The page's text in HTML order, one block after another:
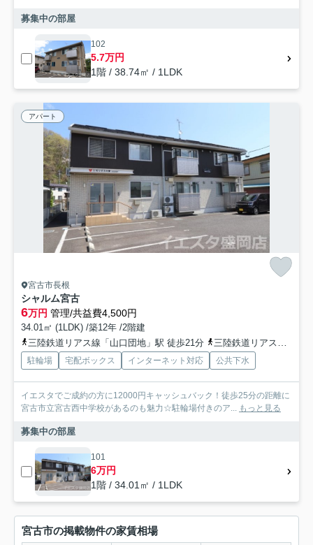
募集中の部屋
102
5.7万円
1階 / 38.74㎡ / 1LDK
アパート
宮古市長根
シャルム宮古
6万円 管理/共益費4,500円
34.01㎡ (1LDK) /築12年 /2階建
三陸鉄道リアス線「山口団地」駅 徒歩21分
三陸鉄道リアス線「宮古」駅 徒歩21分
駐輪場 宅配ボックス インターネット対応 公共下水
イエスタでご成約の方に12000円キャッシュバック！徒歩25分の距離に
宮古市立宮古西中学校があるのも魅力☆駐輪場付きのア... もっと見る
募集中の部屋
101
6万円
1階 / 34.01㎡ / 1LDK
宮古市の掲載物件の家賃相場